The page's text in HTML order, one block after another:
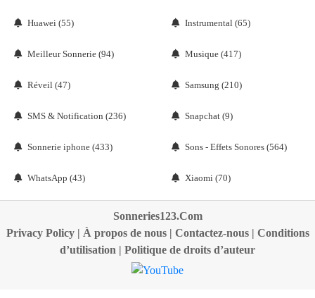
Huawei (55) Instrumental (65)
Meilleur Sonnerie (94) Musique (417)
Réveil (47) Samsung (210)
SMS & Notification (236) Snapchat (9)
Sonnerie iphone (433) Sons - Effets Sonores (564)
WhatsApp (43) Xiaomi (70)
Sonneries123.Com
Privacy Policy| À propos de nous| Contactez-nous| Conditions
d’utilisation | Politique de droits d’auteur